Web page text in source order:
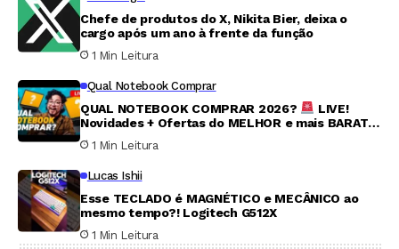
Chefe de produtos do X, Nikita Bier, deixa o
cargo após um ano à frente da função
1 Min Leitura
Qual Notebook Comprar
QUAL NOTEBOOK COMPRAR 2026?
LIVE!
Novidades + Ofertas do MELHOR e mais BARATO
no Brasil #056
1 Min Leitura
Lucas Ishii
Esse TECLADO é MAGNÉTICO e MECÂNICO ao
mesmo tempo?! Logitech G512X
1 Min Leitura